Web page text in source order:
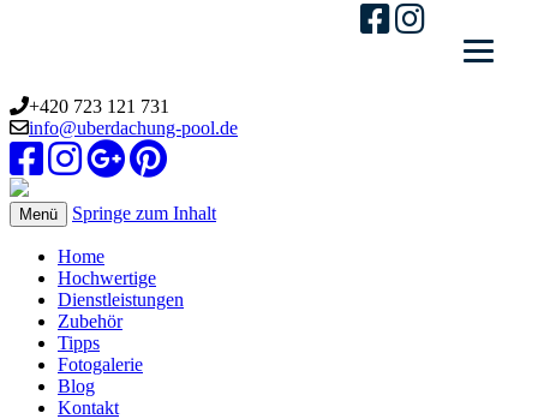
+420 723 121 731
info@uberdachung-pool.de
Menü Springe zum Inhalt
Home
Hochwertige
Dienstleistungen
Zubehör
Tipps
Fotogalerie
Blog
Kontakt